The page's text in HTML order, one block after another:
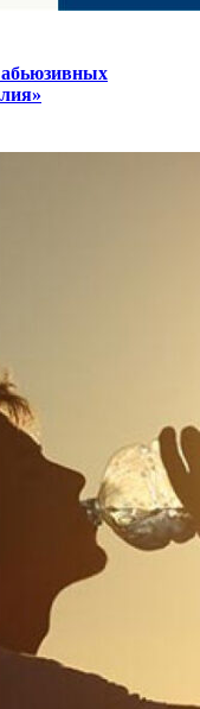
абьюзивных